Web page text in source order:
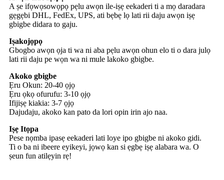
A ṣe ifọwọsowọpọ pẹlu awọn ile-iṣẹ eekaderi ti a mọ daradara
gẹgẹbi DHL, FedEx, UPS, ati bẹbẹ lọ lati rii daju awọn iṣẹ
gbigbe didara to gaju.
Iṣakojọpọ
Gbogbo awọn ọja ti wa ni aba pẹlu awọn ohun elo ti o dara julọ
lati rii daju pe wọn wa ni mule lakoko gbigbe.
Akoko gbigbe
Ẹru Okun: 20-40 ọjọ
Ẹru ọkọ ofurufu: 3-10 ọjọ
Ifijiṣẹ kiakia: 3-7 ọjọ
Dajudaju, akoko kan pato da lori opin irin ajo naa.
Iṣẹ Itọpa
Pese nọmba ipasẹ eekaderi lati loye ipo gbigbe ni akoko gidi.
Ti o ba ni ibeere eyikeyi, jọwọ kan si ẹgbẹ iṣẹ alabara wa. O
ṣeun fun atilẹyin rẹ!